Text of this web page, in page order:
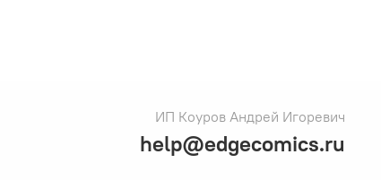
ИП Коуров Андрей Игоревич
help@edgecomics.ru